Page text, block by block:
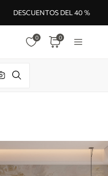
DESCUENTOS DEL 40 %
0 0